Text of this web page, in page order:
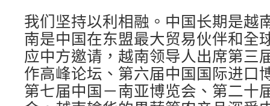
我们坚持以利相融。中国长期是越
南是中国在东盟最大贸易伙伴和全
应中方邀请，越南领导人出席第三
作高峰论坛、第六届中国国际进口
第七届中国－南亚博览会、第二十